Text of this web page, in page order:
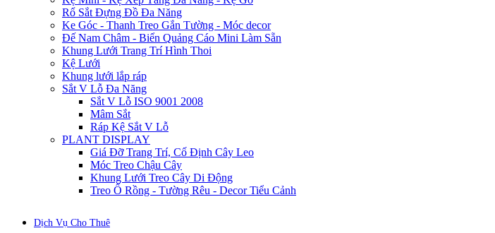
Rổ Sắt Đựng Đồ Đa Năng
Ke Góc - Thanh Treo Gắn Tường - Móc decor
Đế Nam Châm - Biển Quảng Cáo Mini Làm Sẵn
Khung Lưới Trang Trí Hình Thoi
Kệ Lưới
Khung lưới lắp ráp
Sắt V Lỗ Đa Năng
Sắt V Lỗ ISO 9001 2008
Mâm Sắt
Ráp Kệ Sắt V Lỗ
PLANT DISPLAY
Giá Đỡ Trang Trí, Cố Định Cây Leo
Móc Treo Chậu Cây
Khung Lưới Treo Cây Di Động
Treo Ổ Rồng - Tường Rêu - Decor Tiểu Cảnh
Dịch Vụ Cho Thuê